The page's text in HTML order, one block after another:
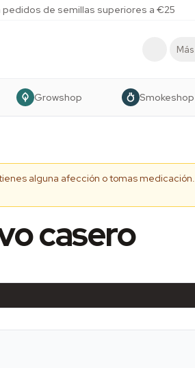
pedidos de semillas superiores a €25
Más
Growshop Smokeshop
alguna afección o tomas medicación.
casero